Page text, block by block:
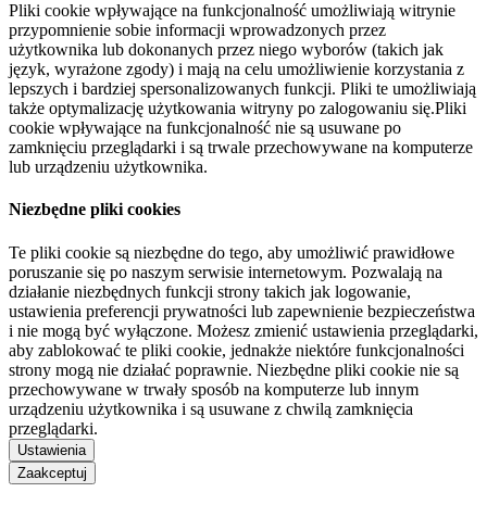
Pliki cookie wpływające na funkcjonalność umożliwiają witrynie
przypomnienie sobie informacji wprowadzonych przez
użytkownika lub dokonanych przez niego wyborów (takich jak
język, wyrażone zgody) i mają na celu umożliwienie korzystania z
lepszych i bardziej spersonalizowanych funkcji. Pliki te umożliwiają
także optymalizację użytkowania witryny po zalogowaniu się.Pliki
cookie wpływające na funkcjonalność nie są usuwane po
zamknięciu przeglądarki i są trwale przechowywane na komputerze
lub urządzeniu użytkownika.
Niezbędne pliki cookies
Te pliki cookie są niezbędne do tego, aby umożliwić prawidłowe
poruszanie się po naszym serwisie internetowym. Pozwalają na
działanie niezbędnych funkcji strony takich jak logowanie,
ustawienia preferencji prywatności lub zapewnienie bezpieczeństwa
i nie mogą być wyłączone. Możesz zmienić ustawienia przeglądarki,
aby zablokować te pliki cookie, jednakże niektóre funkcjonalności
strony mogą nie działać poprawnie. Niezbędne pliki cookie nie są
przechowywane w trwały sposób na komputerze lub innym
urządzeniu użytkownika i są usuwane z chwilą zamknięcia
przeglądarki.
Ustawienia
Zaakceptuj